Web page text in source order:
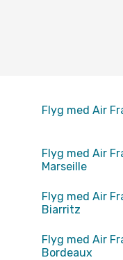
Flyg med Air
Flyg med Air
Marseille
Flyg med Air
Biarritz
Flyg med Air
Bordeaux